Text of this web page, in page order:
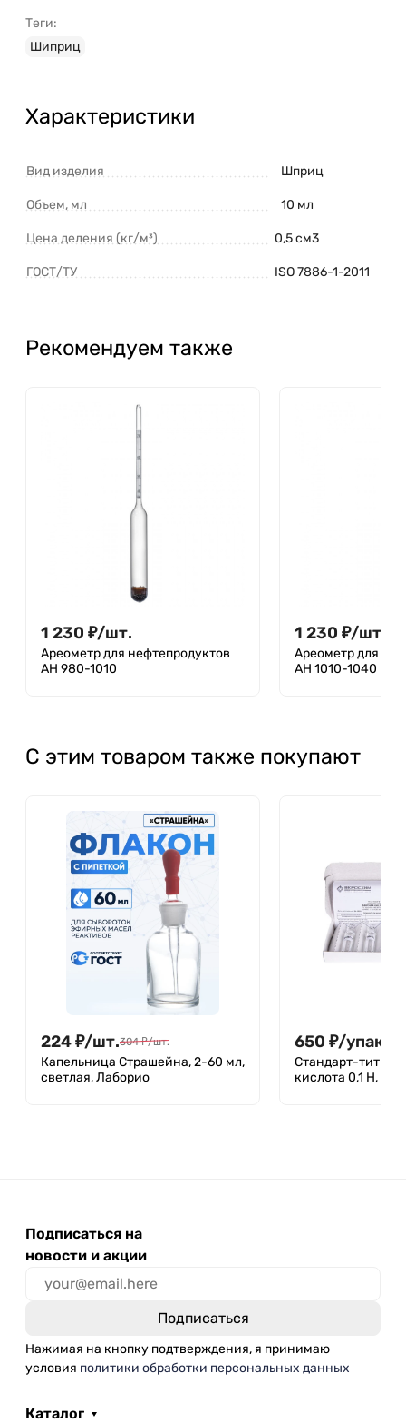
Теги:
Шиприц
Характеристики
Вид изделия Шприц
Объем, мл 10 мл
Цена деления (кг/м³) 0,5 см3
ГОСТ/ТУ ISO 7886-1-2011
Рекомендуем также
1 230 ₽/шт.
Ареометр для нефтепродуктов
АН 980-1010
1 230 ₽/шт.
Ареометр для
АН 1010-1040
С этим товаром также покупают
224₽/шт.304 ₽/шт.
Капельница Страшейна, 2-60 мл,
светлая, Лаборио
650 ₽/упак.
Стандарт-титр
кислота 0,1 Н, уп.
Подписаться на
новости и акции
Нажимая на кнопку подтверждения, я принимаю
условия политики обработки персональных данных
Каталог